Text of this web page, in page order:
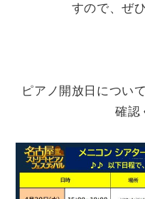
すので、ぜ
ピアノ開放日につい
確認